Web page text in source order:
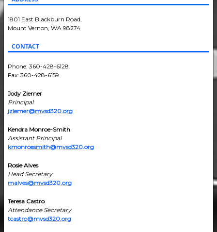
1801 East Blackburn Road,
Mount Vernon, WA 98274
CONTACT
Phone: 360-428-6128
Fax: 360-428-6159
Jody Ziemer
Principal
jziemer@mvsd320.org
Kendra Monroe-Smith
Assistant Principal
kmonroesmith@mvsd320.org
Rosie Alves
Head Secretary
malves@mvsd320.org
Teresa Castro
Attendance Secretary
tcastro@mvsd320.org